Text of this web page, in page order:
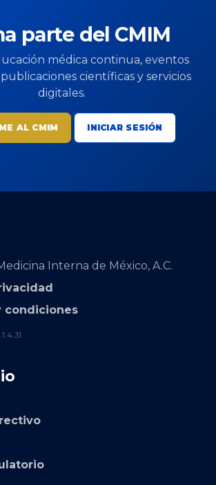
parte del CMIM
médica continua, eventos
científicas y servicios
digitales.
AL CMIM INICIAR SESIÓN
Interna de México, A.C.
condiciones